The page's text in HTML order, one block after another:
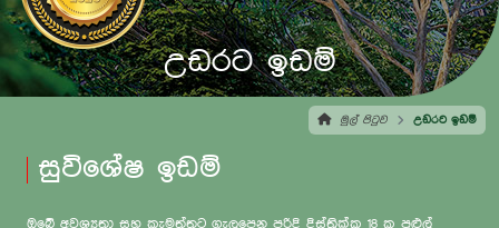
උඩරට ඉඩම්
මුල් පිටුව උඩරට ඉඩම්
සුවිශේෂ ඉඩම්
ඔබේ අවශ්‍යතා සහ කැමත්තට ගැලපෙන පරිදි දිස්ත්‍රික්ක 18 ක පුළුල්